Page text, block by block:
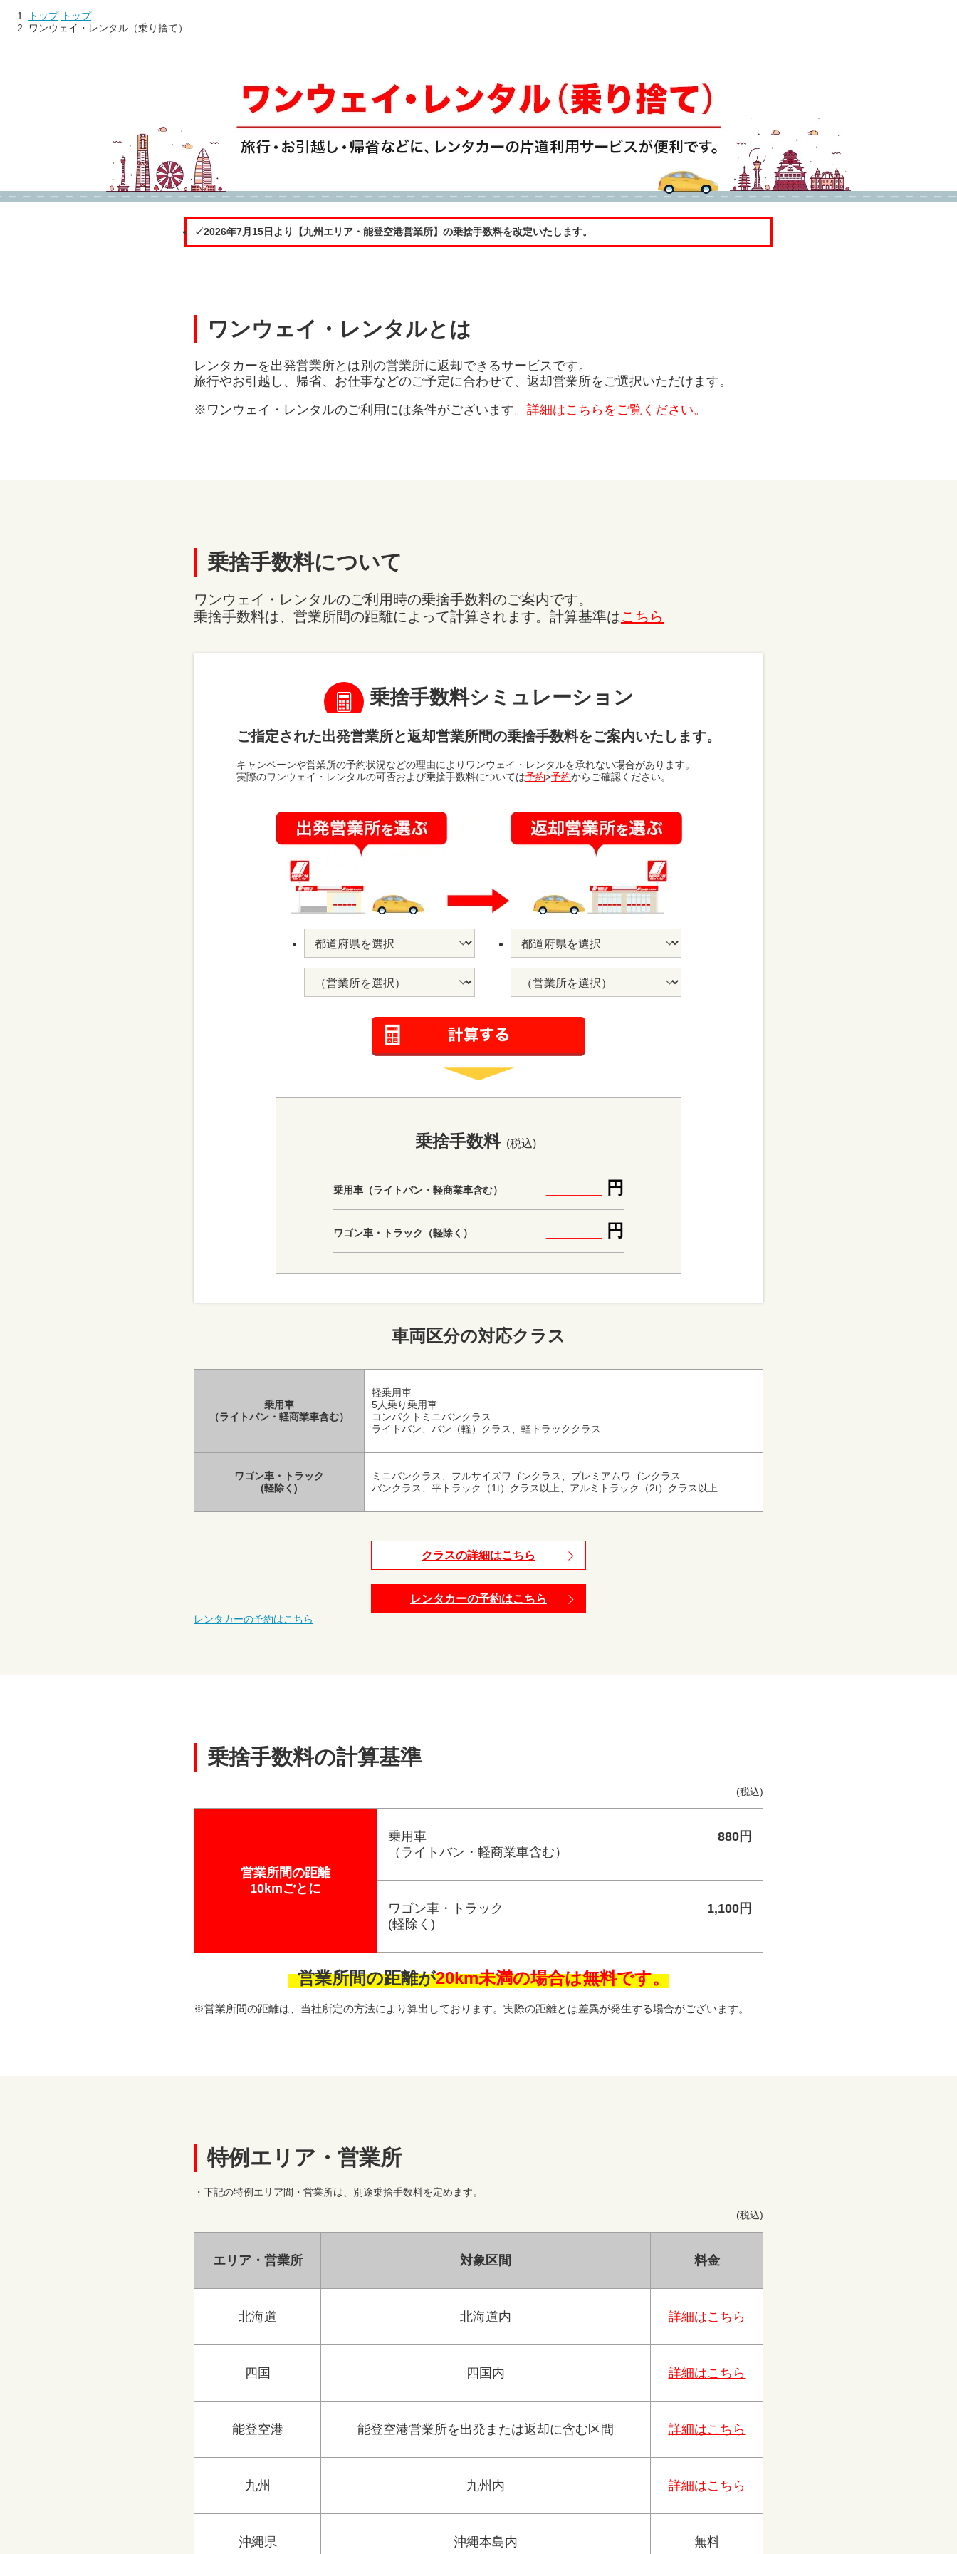
トップ トップ
ワンウェイ・レンタル（乗り捨て）
✓2026年7月15日より【九州エリア・能登空港営業所】の乗捨手数料を改定いたします。
ワンウェイ・レンタルとは
レンタカーを出発営業所とは別の営業所に返却できるサービスです。
旅行やお引越し、帰省、お仕事などのご予定に合わせて、返却営業所をご選択いただけます。
※ワンウェイ・レンタルのご利用には条件がございます。 詳細はこちらをご覧ください。
乗捨手数料について
ワンウェイ・レンタルのご利用時の乗捨手数料のご案内です。
乗捨手数料は、営業所間の距離によって計算されます。計算基準はこちら
乗捨手数料シミュレーション
ご指定された出発営業所と返却営業所間の乗捨手数料をご案内いたします。
キャンペーンや営業所の予約状況などの理由によりワンウェイ・レンタルを承れない場合があります。
実際のワンウェイ・レンタルの可否および乗捨手数料については予約>予約からご確認ください。
乗捨手数料 (税込)
乗用車（ライトバン・軽商業車含む） 円
ワゴン車・トラック（軽除く） 円
車両区分の対応クラス
乗用車
（ライトバン・軽商業車含む）
軽乗用車
5人乗り乗用車
コンパクトミニバンクラス
ライトバン、バン（軽）クラス、軽トラッククラス
ワゴン車・トラック
(軽除く)
ミニバンクラス、フルサイズワゴンクラス、プレミアムワゴンクラス
バンクラス、平トラック（1t）クラス以上、アルミトラック（2t）クラス以上
クラスの詳細はこちら
レンタカーの予約はこちら
レンタカーの予約はこちら
乗捨手数料の計算基準
(税込)
営業所間の距離
10kmごとに
乗用車
（ライトバン・軽商業車含む）
880円
ワゴン車・トラック
(軽除く)
1,100円
営業所間の距離が20km未満の場合は無料です。
※営業所間の距離は、当社所定の方法により算出しております。実際の距離とは差異が発生する場合がございます。
特例エリア・営業所
・下記の特例エリア間・営業所は、別途乗捨手数料を定めます。
(税込)
エリア・営業所 対象区間 料金
北海道 北海道内 詳細はこちら
四国 四国内 詳細はこちら
能登空港 能登空港営業所を出発または返却に含む区間 詳細はこちら
九州 九州内 詳細はこちら
沖縄県 沖縄本島内 無料